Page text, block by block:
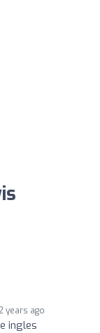
years ago
ingles